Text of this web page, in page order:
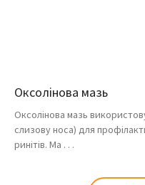
Оксолінова мазь
Оксолінова мазь
слизову носа) для
ринітів. Ма . . .